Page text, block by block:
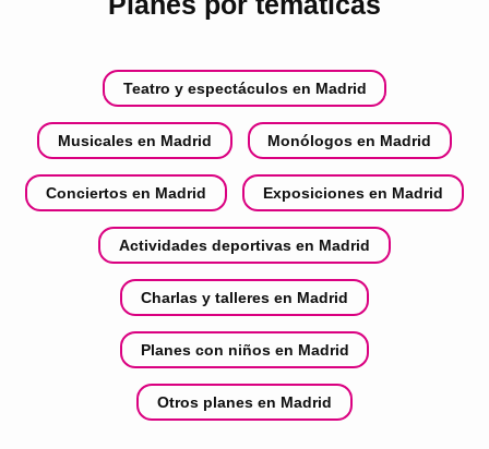
Teatro y espectáculos en Madrid
Musicales en Madrid Monólogos en Madrid
Conciertos en Madrid Exposiciones en Madrid
Actividades deportivas en Madrid
Charlas y talleres en Madrid
Planes con niños en Madrid
Otros planes en Madrid